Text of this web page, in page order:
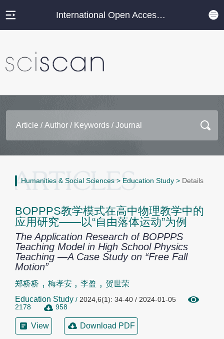
International Open Access Journal Platform
Humanities & Social Sciences > Education Study > Details
BOPPPS教学模式在高中物理教学中的
应用研究——以“自由落体运动”为例
The Application Research of BOPPPS
Teaching Model in High School Physics
Teaching —A Case Study on “Free Fall
Motion”
郑桥桥 , 梅孝安 ,李盈 , 贺世荣
Education Study / 2024,6(1): 34-40 / 2024-01-05
2178
958
View Download PDF